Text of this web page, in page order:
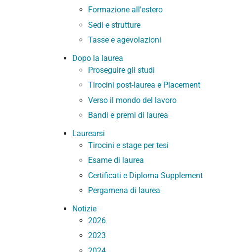
Formazione all'estero
Sedi e strutture
Tasse e agevolazioni
Dopo la laurea
Proseguire gli studi
Tirocini post-laurea e Placement
Verso il mondo del lavoro
Bandi e premi di laurea
Laurearsi
Tirocini e stage per tesi
Esame di laurea
Certificati e Diploma Supplement
Pergamena di laurea
Notizie
2026
2023